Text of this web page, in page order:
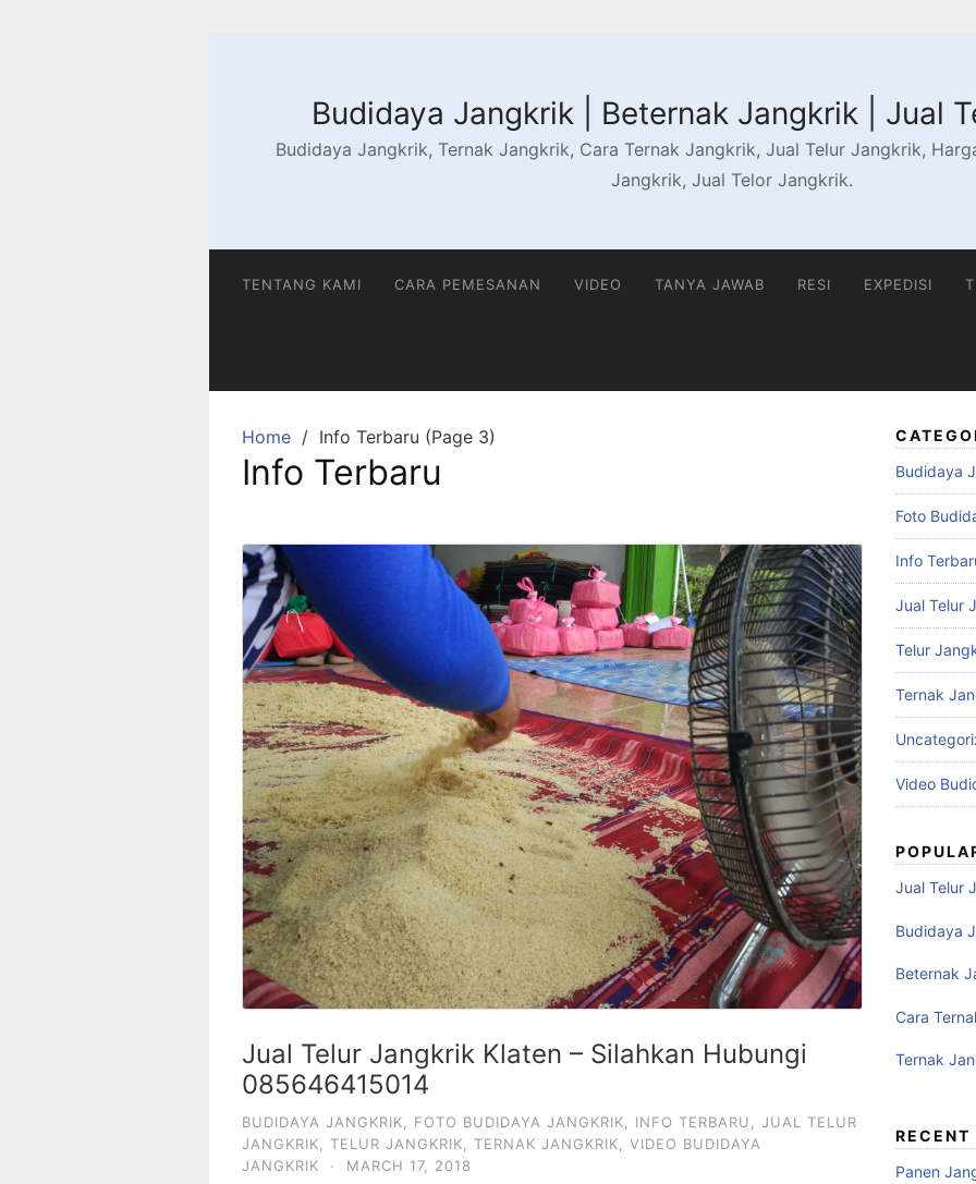
Budidaya Jangkrik | Beternak Jangkrik | Jual
Budidaya Jangkrik, Ternak Jangkrik, Cara Ternak Jangkrik, Jual Telur Jangkrik,
Jangkrik, Jual Telor Jangkrik.
TENTANG KAMI CARA PEMESANAN VIDEO TANYA JAWAB RESI EXPEDISI
Home Info Terbaru (Page 3)
Info Terbaru
Jual Telur Jangkrik Klaten – Silahkan Hubungi
085646415014
BUDIDAYA JANGKRIK FOTO BUDIDAYA JANGKRIK INFO TERBARU
JUAL TELUR
JANGKRIK
TELUR JANGKRIK TERNAK JANGKRIK
VIDEO BUDIDAYA
JANGKRIK
· MARCH 17, 2018
Budidaya
Foto
Info
Jual Telur
Telur
Ternak
Video
Jual Telur
Budidaya
Beternak
Cara
Ternak
RECENT
Panen